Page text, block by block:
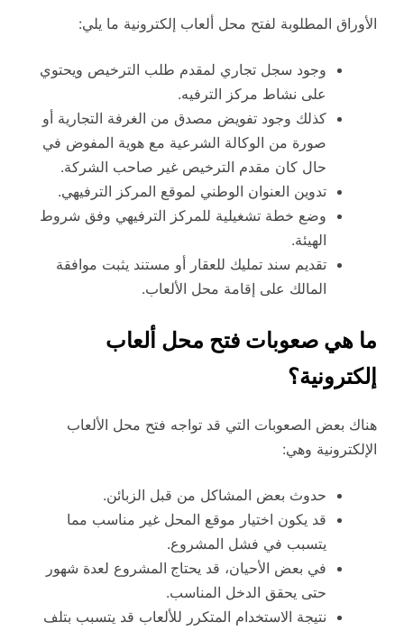
الأوراق المطلوبة لفتح محل ألعاب إلكترونية ما يلي:
وجود سجل تجاري لمقدم طلب الترخيص ويحتوي
على نشاط مركز الترفيه.
كذلك وجود تفويض مصدق من الغرفة التجارية أو
صورة من الوكالة الشرعية مع هوية المفوض في
حال كان مقدم الترخيص غير صاحب الشركة.
تدوين العنوان الوطني لموقع المركز الترفيهي.
وضع خطة تشغيلية للمركز الترفيهي وفق شروط
الهيئة.
تقديم سند تمليك للعقار أو مستند يثبت موافقة
المالك على إقامة محل الألعاب.
ما هي صعوبات فتح محل ألعاب
إلكترونية؟
هناك بعض الصعوبات التي قد تواجه فتح محل الألعاب
الإلكترونية وهي:
حدوث بعض المشاكل من قبل الزبائن.
قد يكون اختيار موقع المحل غير مناسب مما
يتسبب في فشل المشروع.
في بعض الأحيان، قد يحتاج المشروع لعدة شهور
حتى يحقق الدخل المناسب.
نتيجة الاستخدام المتكرر للألعاب قد يتسبب بتلف